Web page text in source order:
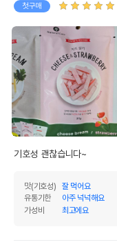
첫구매
기호성 괜찮습니다~
맛(기호성)
잘 먹어요
유통기한
아주 넉넉해요
가성비
최고에요